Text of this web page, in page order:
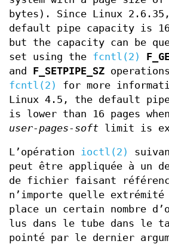
bytes). Since Linux
default pipe capacity is 16
but the capacity can be
set using the fcntl(2)
and F_SETPIPE_SZ
fcntl(2)
for more
Linux 4.5, the default
is lower than 16 pages
user-pages-soft limit is
L’opération ioctl(2)
peut être appliquée à un
de fichier faisant
n’importe quelle extrémité
place un certain nombre
lus dans le tube dans le
pointé par le dernier